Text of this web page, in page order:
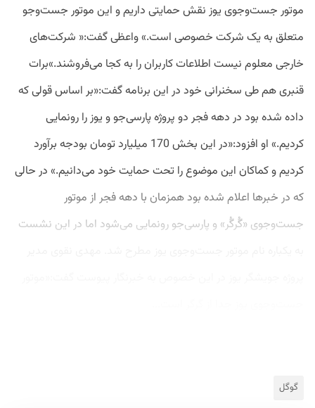
موتور جست‌وجوی یوز نقش حمایتی داریم و این موتور جست‌وجو
متعلق به یک شرکت خصوصی است.» واعظی گفت:« شرکت‌های
خارجی معلوم نیست اطلاعات کاربران را به کجا می‌فروشند.»برات
قنبری هم طی سخنرانی خود در این برنامه گفت:«بر اساس قولی که
داده شده بود در دهه فجر دو پروژه پارسی‌جو و یوز را رونمایی
کردیم.» او افزود:«در این بخش 170 میلیارد تومان بودجه برآورد
کردیم و کماکان این موضوع را تحت حمایت خود می‌دانیم.» در حالی‌
که در خبرها اعلام شده بود همزمان با دهه فجر از موتور
جست‌وجوی «گُرگُر» و پارسی‌جو رونمایی می‌شود‌ اما در این نشست
گوگل